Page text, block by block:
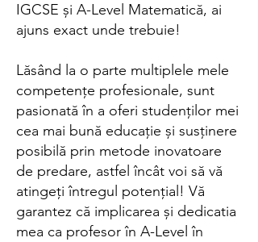
IGCSE și A-Level Matematică, ai
ajuns exact unde trebuie!
Lăsând la o parte multiplele mele
competențe profesionale, sunt
pasionată în a oferi studenților mei
cea mai bună educație și susținere
posibilă prin metode inovatoare
de predare, astfel încât voi să vă
atingeți întregul potențial! Vă
garantez că implicarea și dedicatia
mea ca profesor în A-Level în